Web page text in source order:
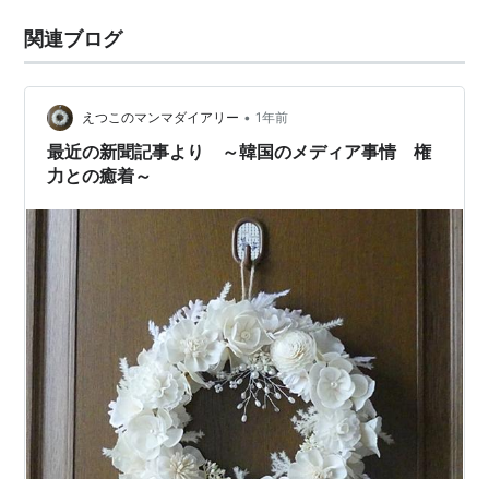
関連ブログ
えつこのマンマダイアリー • 1年前
最近の新聞記事より ～韓国のメディア事情 権
力との癒着～